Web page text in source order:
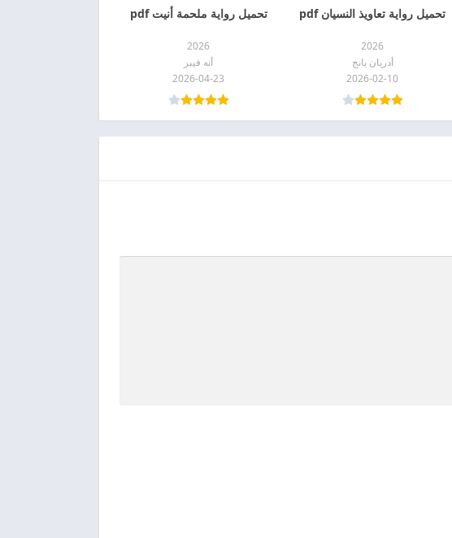
تحميل رواية تعاويذ النسيان pdf
2026
أدريان يانج
2026-02-10
تحميل رواية ملحمة أنيت pdf
2026
أنه فيبر
2026-04-23